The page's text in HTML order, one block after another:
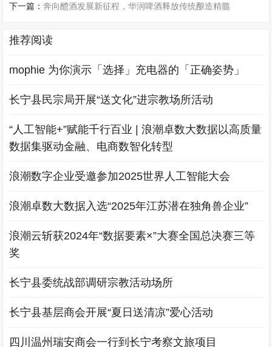
下一篇：奔向醴酒发展新征程，华润啤酒释放传统酿造精髓
推荐阅读
mophie 为你演示「选择」充电器的「正确姿势」
长宁县民宗局开展“送文化”进宗教场所活动
“人工智能+”赋能千行百业 | 浪潮卓数大数据以高质量
数据集驱动金融、电商数智化转型
浪潮数字企业受邀参加2025世界人工智能大会
浪潮卓数大数据入选“2025年江苏潜在独角兽企业”
浪潮云斩获2024年“数据要素×”大赛全国总决赛三等
奖
长宁县委统战部调研宗教活动场所
长宁县基层商会开展“夏日送清凉”爱心活动
四川温州瑞安商会一行到长宁考察文旅项目